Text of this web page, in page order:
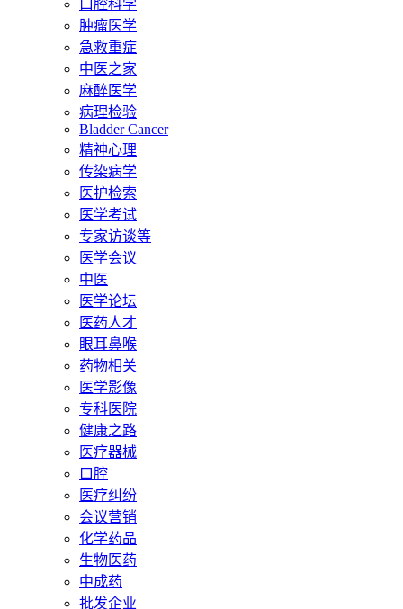
口腔科学
肿瘤医学
急救重症
中医之家
麻醉医学
病理检验
Bladder Cancer
精神心理
传染病学
医护检索
医学考试
专家访谈等
医学会议
中医
医学论坛
医药人才
眼耳鼻喉
药物相关
医学影像
专科医院
健康之路
医疗器械
口腔
医疗纠纷
会议营销
化学药品
生物医药
中成药
批发企业